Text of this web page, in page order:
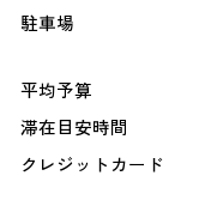
駐車場
平均予算
滞在目安時間
クレジットカード